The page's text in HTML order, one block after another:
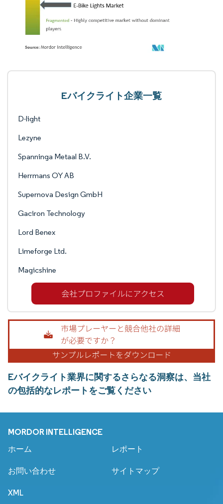
Eバイクライト企業一覧
D-light
Lezyne
Spanninga Metaal B.V.
Herrmans OY AB
Supernova Design GmbH
Gaciron Technology
Lord Benex
Limeforge Ltd.
Magicshine
Eバイクライト業界に関するさらなる洞察は、当社
の包括的なレポートをご覧ください
MORDOR INTELLIGENCE
ホーム レポート
お問い合わせ サイトマップ
XML